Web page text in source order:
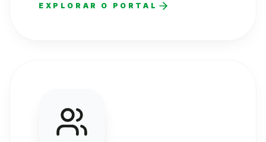
EXPLORAR O PORTAL